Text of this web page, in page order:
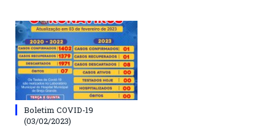
Boletim COVID-19
(03/02/2023)